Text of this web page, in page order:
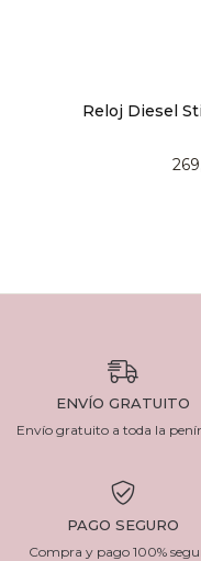
Reloj Diesel
ENVÍO GRATUITO
Envío gratuito a toda la
PAGO SEGURO
Compra y pago 100%